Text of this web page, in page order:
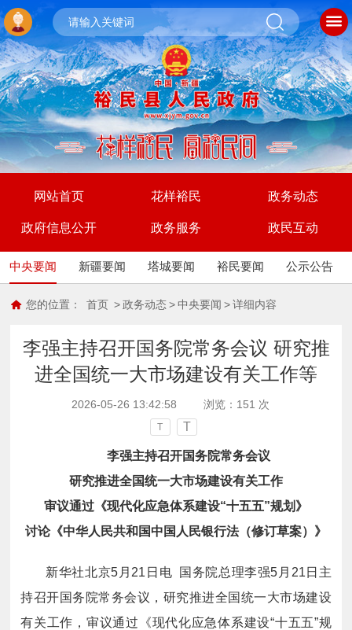
网站首页 花样裕民 政务动态
政府信息公开 政务服务 政民互动
中央要闻 新疆要闻 塔城要闻 裕民要闻 公示公告
您的位置： 首页 > 政务动态 > 中央要闻 > 详细内容
李强主持召开国务院常务会议 研究推
进全国统一大市场建设有关工作等
2026-05-26 13:42:58 浏览： 151 次
T T
李强主持召开国务院常务会议
研究推进全国统一大市场建设有关工作
审议通过《现代化应急体系建设“十五五”规划》
讨论《中华人民共和国中国人民银行法（修订草案）》
新华社北京5月21日电 国务院总理李强5月21日主
持召开国务院常务会议，研究推进全国统一大市场建设
有关工作，审议通过《现代化应急体系建设“十五五”规